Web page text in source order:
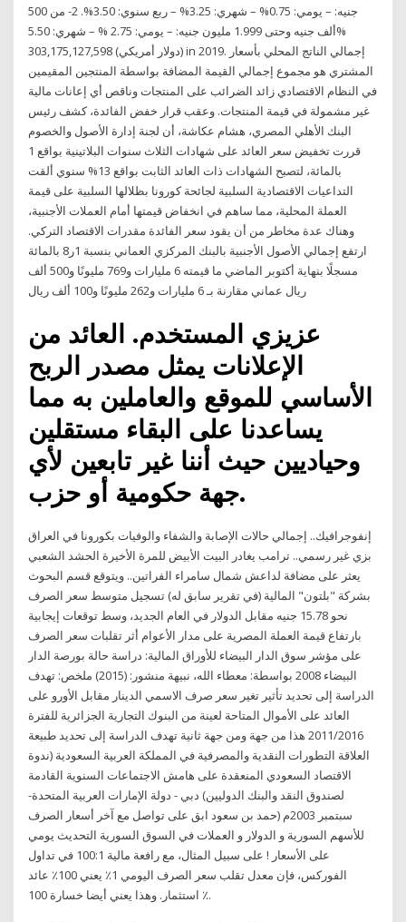
جنيه: – يومي: 0.75% – شهري: 3.25% – ربع سنوي: 3.50%. 2- من 500
ألف جنيه وحتى 1.999 مليون جنيه: – يومي: 2.75 % – شهري: 5.50%
303,175,127,598 (دولار أمريكي) in 2019. إجمالي الناتج المحلي بأسعار
المشتري هو مجموع إجمالي القيمة المضافة بواسطة المنتجين المقيمين
في النظام الاقتصادي زائد الضرائب على المنتجات وناقص أي إعانات مالية
غير مشمولة في قيمة المنتجات. وعقب قرار خفض الفائدة، كشف رئيس
البنك الأهلي المصري، هشام عكاشة، أن لجنة إدارة الأصول والخصوم
قررت تخفيض سعر العائد على شهادات الثلاث سنوات البلاتينية بواقع 1
بالمائة، لتصبح الشهادات ذات العائد الثابت بواقع 13% سنوي ألقت
التداعيات الاقتصادية السلبية لجائحة كورونا بظلالها السلبية على قيمة
العملة المحلية، مما ساهم في انخفاض قيمتها أمام العملات الأجنبية،
وهناك عدة مخاطر من أن يقود سعر الفائدة مقدرات الاقتصاد التركي.
ارتفع إجمالي الأصول الأجنبية بالبنك المركزي العماني بنسبة 1ر8 بالمائة
مسجلًا بنهاية أكتوبر الماضي ما قيمته 6 مليارات و769 مليونًا و500 ألف
ريال عماني مقارنة بـ 6 مليارات و262 مليونًا و100 ألف ريال
عزيزي المستخدم. العائد من
الإعلانات يمثل مصدر الربح
الأساسي للموقع والعاملين به مما
يساعدنا على البقاء مستقلين
وحياديين حيث أننا غير تابعين لأي
جهة حكومية أو حزب.
إنفوجرافيك.. إجمالي حالات الإصابة والشفاء والوفيات بكورونا في العراق
بزي غير رسمي.. ترامب يغادر البيت الأبيض للمرة الأخيرة الحشد الشعبي
يعثر على مضافة لداعش شمال سامراء الفراتين.. ويتوقع قسم البحوث
بشركة "بلتون" المالية (في تقرير سابق له) تسجيل متوسط سعر الصرف
نحو 15.78 جنيه مقابل الدولار في العام الجديد، وسط توقعات إيجابية
بارتفاع قيمة العملة المصرية على مدار الأعوام أثر تقلبات سعر الصرف
على مؤشر سوق الدار البيضاء للأوراق المالية: دراسة حالة بورصة الدار
البيضاء 2008 بواسطة: معطاء الله، نبيهة منشور: (2015) ملخص: تهدف
الدراسة إلى تحديد تأثير تغير سعر صرف الاسمي الدينار مقابل الأورو على
العائد على الأموال المتاحة لعينة من البنوك التجارية الجزائرية للفترة
2011/2016 هذا من جهة ومن جهة ثانية تهدف الدراسة إلى تحديد طبيعة
العلاقة التطورات النقدية والمصرفية في المملكة العربية السعودية (ندوة
الاقتصاد السعودي المنعقدة على هامش الاجتماعات السنوية القادمة
لصندوق النقد والبنك الدوليين) دبي - دولة الإمارات العربية المتحدة-
سبتمبر 2003م (حمد بن سعود ابق على تواصل مع آخر أسعار الصرف
للأسهم السورية و الدولار و العملات في السوق السورية التحديث يومي
على الأسعار ! على سبيل المثال، مع رافعة مالية 100:1 في تداول
الفوركس، فإن معدل تقلب سعر الصرف اليومي 1٪ يعني 100٪ عائد
استثمار. وهذا يعني أيضا خسارة 100 ٪.